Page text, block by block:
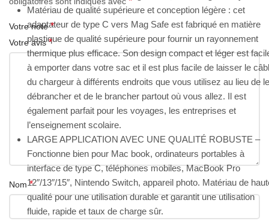
Matériau de qualité supérieure et conception légère : cet
adaptateur de type C vers Mag Safe est fabriqué en matière
plastique de qualité supérieure pour fournir un rayonnement
thermique plus efficace. Son design compact et léger est
à emporter dans votre sac et il est plus facile de laisser le
du chargeur à différents endroits que vous utilisez au lieu de le
débrancher et de le brancher partout où vous allez. Il est
également parfait pour les voyages, les entreprises et
l’enseignement scolaire.
LARGE APPLICATION AVEC UNE QUALITÉ ROBUSTE –
Fonctionne bien pour Mac book, ordinateurs portables à
interface de type C, téléphones mobiles, MacBook Pro
12″/13″/15″, Nintendo Switch, appareil photo. Matériau de
qualité pour une utilisation durable et garantit une utilisation
fluide, rapide et taux de charge sûr.
Votre note*
Votre avis*
Nom*